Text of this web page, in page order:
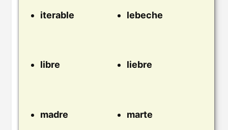
iterable lebeche
libre liebre
madre marte